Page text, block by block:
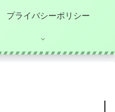
プライバシーポリシー